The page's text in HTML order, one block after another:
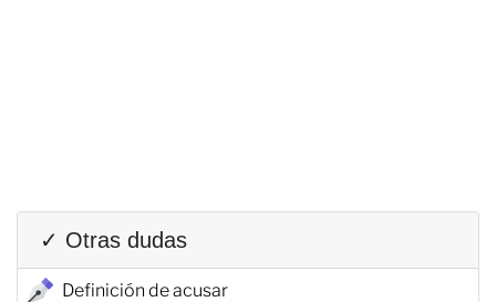
✓ Otras dudas
Definición de acusar